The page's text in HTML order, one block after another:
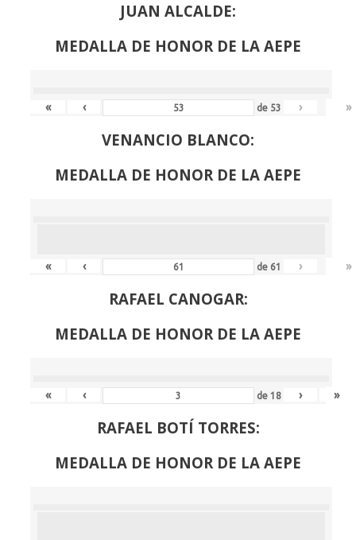
JUAN ALCALDE:
MEDALLA DE HONOR DE LA AEPE
« ‹ de 53 › »
VENANCIO BLANCO:
MEDALLA DE HONOR DE LA AEPE
« ‹ de 61 › »
RAFAEL CANOGAR:
MEDALLA DE HONOR DE LA AEPE
« ‹ de18 › »
RAFAEL BOTÍ TORRES:
MEDALLA DE HONOR DE LA AEPE